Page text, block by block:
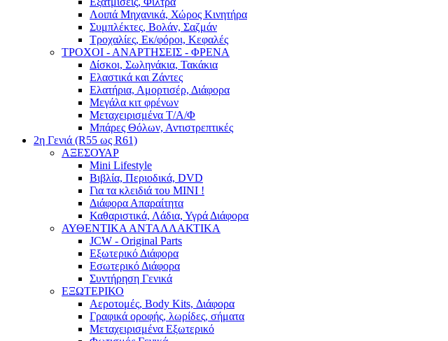
Λοιπά Μηχανικά, Χώρος Κινητήρα
Συμπλέκτες, Βολάν, Σαζμάν
Τροχαλίες, Εκ/φόροι, Κεφαλές
ΤΡΟΧΟΙ - ΑΝΑΡΤΗΣΕΙΣ - ΦΡΕΝΑ
Δίσκοι, Σωληνάκια, Τακάκια
Ελαστικά και Ζάντες
Ελατήρια, Αμορτισέρ, Διάφορα
Μεγάλα κιτ φρένων
Μεταχειρισμένα Τ/Α/Φ
Μπάρες Θόλων, Αντιστρεπτικές
2η Γενιά (R55 ως R61)
ΑΞΕΣΟΥΑΡ
Mini Lifestyle
Βιβλία, Περιοδικά, DVD
Για τα κλειδιά του MINI !
Διάφορα Απαραίτητα
Καθαριστικά, Λάδια, Υγρά Διάφορα
ΑΥΘΕΝΤΙΚΑ ΑΝΤΑΛΛΑΚΤΙΚΑ
JCW - Original Parts
Εξωτερικό Διάφορα
Εσωτερικό Διάφορα
Συντήρηση Γενικά
ΕΞΩΤΕΡΙΚΟ
Αεροτομές, Body Kits, Διάφορα
Γραφικά οροφής, λωρίδες, σήματα
Μεταχειρισμένα Εξωτερικό